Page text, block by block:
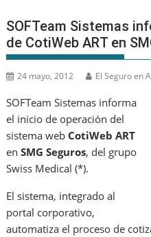
SOFTeam Sistemas
de CotiWeb ART en
24 mayo, 2012 El Seguro en
SOFTeam Sistemas informa
el inicio de operación del
sistema web CotiWeb ART
enSMG Seguros, del grupo
Swiss Medical (*).
El sistema, integrado al
portal corporativo,
automatiza el proceso de